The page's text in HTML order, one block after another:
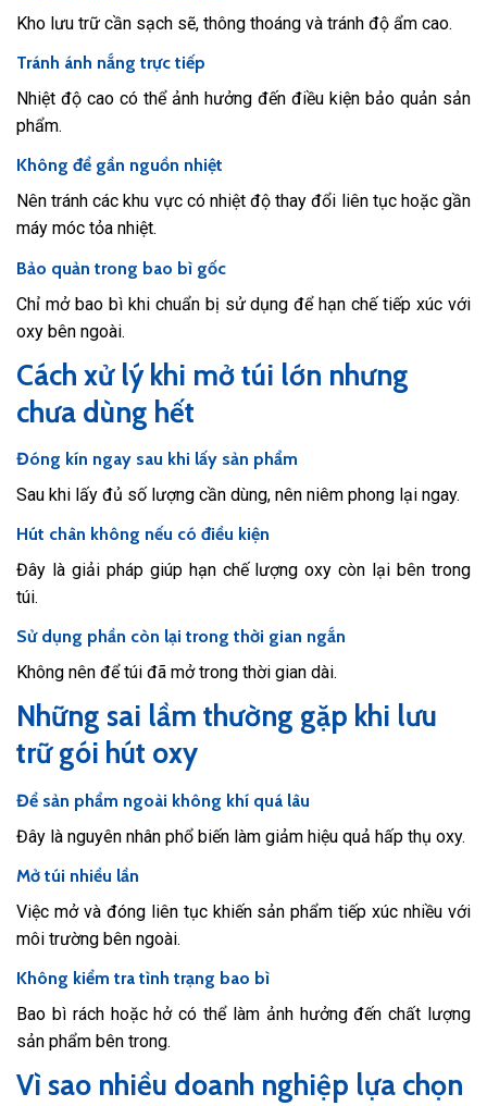
Kho lưu trữ cần sạch sẽ, thông thoáng và tránh độ ẩm cao.
Tránh ánh nắng trực tiếp
Nhiệt độ cao có thể ảnh hưởng đến điều kiện bảo quản sản
phẩm.
Không để gần nguồn nhiệt
Nên tránh các khu vực có nhiệt độ thay đổi liên tục hoặc gần
máy móc tỏa nhiệt.
Bảo quản trong bao bì gốc
Chỉ mở bao bì khi chuẩn bị sử dụng để hạn chế tiếp xúc với
oxy bên ngoài.
Cách xử lý khi mở túi lớn nhưng
chưa dùng hết
Đóng kín ngay sau khi lấy sản phẩm
Sau khi lấy đủ số lượng cần dùng, nên niêm phong lại ngay.
Hút chân không nếu có điều kiện
Đây là giải pháp giúp hạn chế lượng oxy còn lại bên trong
túi.
Sử dụng phần còn lại trong thời gian ngắn
Không nên để túi đã mở trong thời gian dài.
Những sai lầm thường gặp khi lưu
trữ gói hút oxy
Để sản phẩm ngoài không khí quá lâu
Đây là nguyên nhân phổ biến làm giảm hiệu quả hấp thụ oxy.
Mở túi nhiều lần
Việc mở và đóng liên tục khiến sản phẩm tiếp xúc nhiều với
môi trường bên ngoài.
Không kiểm tra tình trạng bao bì
Bao bì rách hoặc hở có thể làm ảnh hưởng đến chất lượng
sản phẩm bên trong.
Vì sao nhiều doanh nghiệp lựa chọn